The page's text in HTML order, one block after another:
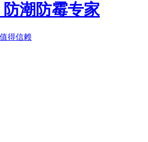
防潮防霉专家
得信赖